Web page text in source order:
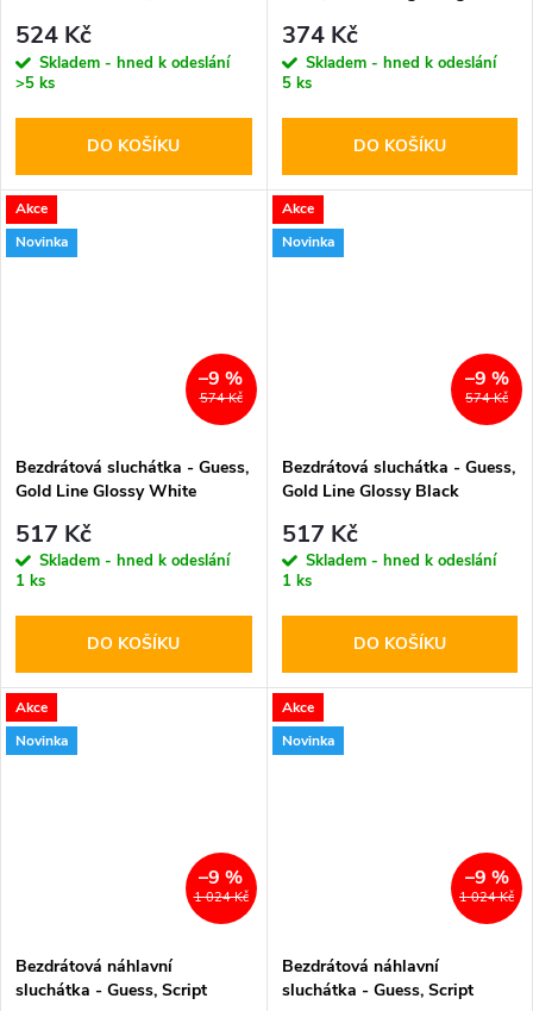
524 Kč
Skladem - hned k odeslání
>5 ks
DO KOŠÍKU
374 Kč
Skladem - hned k odeslání
5 ks
DO KOŠÍKU
Akce
Novinka
574 Kč
–9 %
Bezdrátová sluchátka - Guess,
Gold Line Glossy White
517 Kč
Skladem - hned k odeslání
1 ks
DO KOŠÍKU
Akce
Novinka
574 Kč
–9 %
Bezdrátová sluchátka - Guess,
Gold Line Glossy Black
517 Kč
Skladem - hned k odeslání
1 ks
DO KOŠÍKU
Akce
Novinka
1 024 Kč
–9 %
Bezdrátová náhlavní
sluchátka - Guess, Script
Akce
Novinka
1 024 Kč
–9 %
Bezdrátová náhlavní
sluchátka - Guess, Script